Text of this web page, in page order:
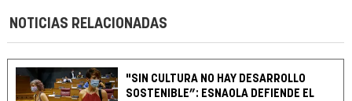
NOTICIAS RELACIONADAS
"SIN CULTURA NO HAY DESARROLLO
SOSTENIBLE”: ESNAOLA DEFIENDE EL